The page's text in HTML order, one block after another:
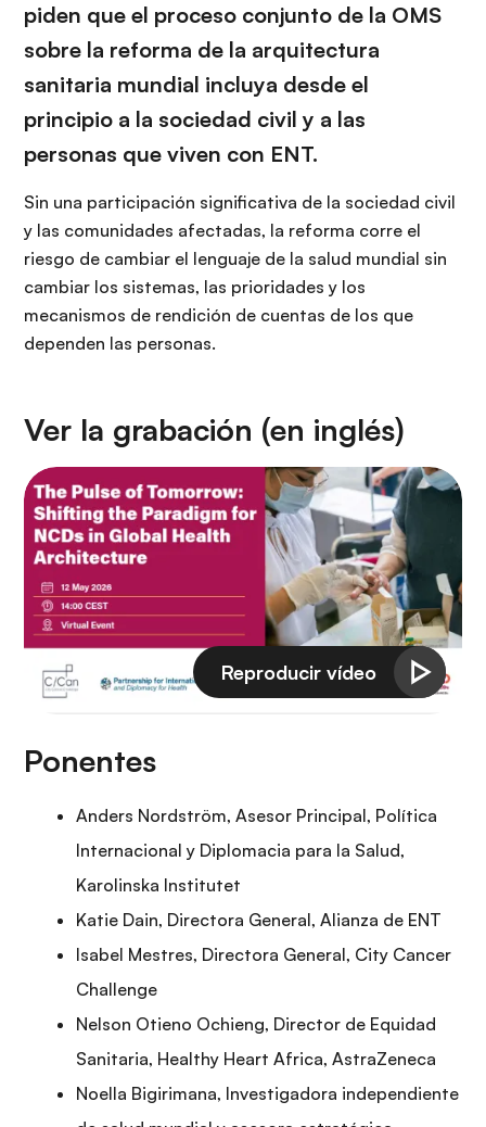
piden que el proceso conjunto de la OMS
sobre la reforma de la arquitectura
sanitaria mundial incluya desde el
principio a la sociedad civil y a las
personas que viven con ENT.
Sin una participación significativa de la sociedad civil
y las comunidades afectadas, la reforma corre el
riesgo de cambiar el lenguaje de la salud mundial sin
cambiar los sistemas, las prioridades y los
mecanismos de rendición de cuentas de los que
dependen las personas.
Ver la grabación (en inglés)
Ponentes
Anders Nordström, Asesor Principal, Política
Internacional y Diplomacia para la Salud,
Karolinska Institutet
Katie Dain, Directora General, Alianza de ENT
Isabel Mestres, Directora General, City Cancer
Challenge
Nelson Otieno Ochieng, Director de Equidad
Sanitaria, Healthy Heart Africa, AstraZeneca
Noella Bigirimana, Investigadora independiente